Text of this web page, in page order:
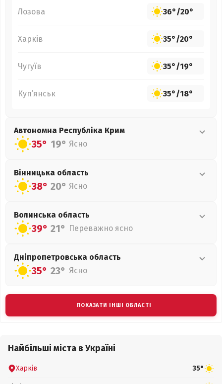
Лозова 36°/20°
Харків 35°/20°
Чугуїв 35°/19°
Куп’янськ 35°/18°
Автономна Республіка Крим
35° 19° Ясно
Вінницька область
38° 20° Ясно
Волинська область
39° 21° Переважно ясно
Дніпропетровська область
35° 23° Ясно
ПОКАЗАТИ ІНШІ ОБЛАСТІ
Найбільші міста в Україні
Харків 35°